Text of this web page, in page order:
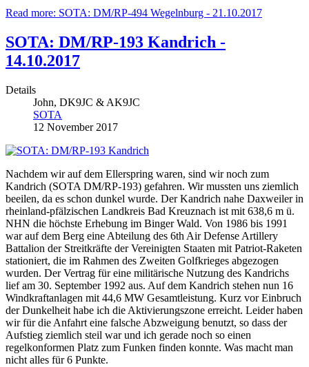
Read more: SOTA: DM/RP-494 Wegelnburg - 21.10.2017
SOTA: DM/RP-193 Kandrich -
14.10.2017
Details
John, DK9JC & AK9JC
SOTA
12 November 2017
Nachdem wir auf dem Ellerspring waren, sind wir noch zum
Kandrich (SOTA DM/RP-193) gefahren. Wir mussten uns ziemlich
beeilen, da es schon dunkel wurde. Der Kandrich nahe Daxweiler in
rheinland-pfälzischen Landkreis Bad Kreuznach ist mit 638,6 m ü.
NHN die höchste Erhebung im Binger Wald. Von 1986 bis 1991
war auf dem Berg eine Abteilung des 6th Air Defense Artillery
Battalion der Streitkräfte der Vereinigten Staaten mit Patriot-Raketen
stationiert, die im Rahmen des Zweiten Golfkrieges abgezogen
wurden. Der Vertrag für eine militärische Nutzung des Kandrichs
lief am 30. September 1992 aus. Auf dem Kandrich stehen nun 16
Windkraftanlagen mit 44,6 MW Gesamtleistung. Kurz vor Einbruch
der Dunkelheit habe ich die Aktivierungszone erreicht. Leider haben
wir für die Anfahrt eine falsche Abzweigung benutzt, so dass der
Aufstieg ziemlich steil war und ich gerade noch so einen
regelkonformen Platz zum Funken finden konnte. Was macht man
nicht alles für 6 Punkte.